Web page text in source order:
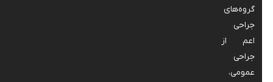
گروه‌های
جراحی
اعم از
جراحی
عمومی،